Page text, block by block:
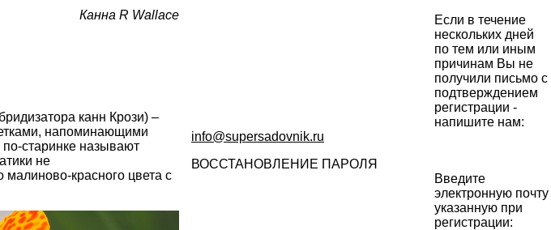
Канна R Wallace
канн Крози) –
напоминающими
старинке называют
не
малиново-красного цвета с
Если в течение
нескольких дней
по тем или иным
причинам Вы не
получили письмо с
подтверждением
регистрации -
напишите нам:
info@supersadovnik.ru
ВОССТАНОВЛЕНИЕ ПАРОЛЯ
Введите
электронную почту
указанную при
регистрации: